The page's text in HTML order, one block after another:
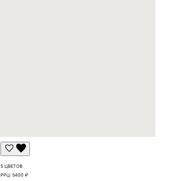
5 ЦВЕТОВ
РРЦ:5400 ₽